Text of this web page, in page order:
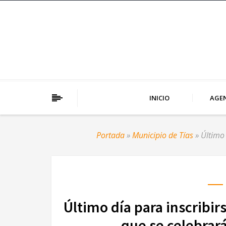
INICIO
Portada»Municipio de Tías» Último
Último día para